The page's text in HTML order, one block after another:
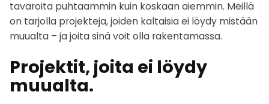
tavaroita puhtaammin kuin koskaan aiemmin. Meillä
on tarjolla projekteja, joiden kaltaisia ei löydy mistään
muualta – ja joita sinä voit olla rakentamassa.
Projektit, joita ei löydy
muualta.